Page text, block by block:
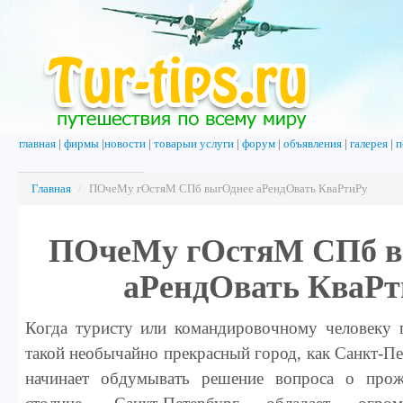
главная фирмы новости товарыи услуги форум объявления галерея
Главная / ПОчеМу гОстяМ СПб выгОднее аРендОвать КваРтиРу
ПОчеМу гОстяМ СПб
аРендОвать
Когда туристу или командировочному человеку
такой необычайно прекрасный город, как Санкт-
начинает обдумывать решение вопроса о